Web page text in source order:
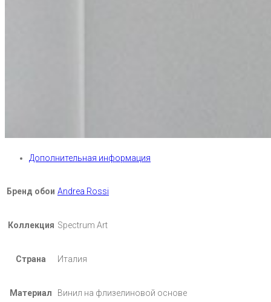
Дополнительная информация
Бренд обои Andrea Rossi
Коллекция Spectrum Art
Страна Италия
Материал Винил на флизелиновой основе